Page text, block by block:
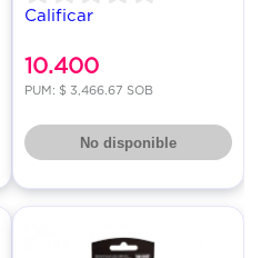
Calificar
10.400
PUM: $ 3,466.67 SOB
No disponible